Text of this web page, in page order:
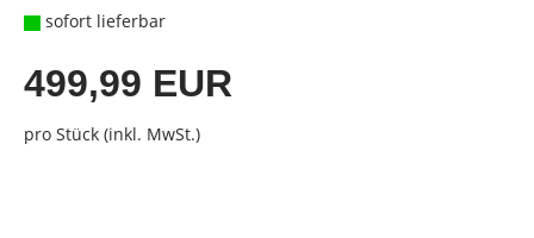
sofort lieferbar
499,99 EUR
pro Stück (inkl. MwSt.)